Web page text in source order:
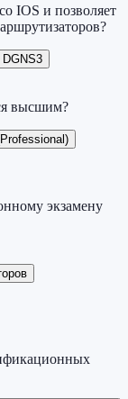
IOS и позволяет
DGNS3
высшим?
экзамену